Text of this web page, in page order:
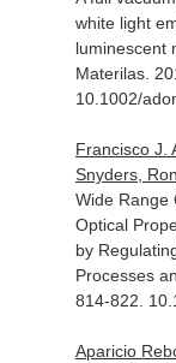
white light
luminescent
Materilas.
10.1002/
Francisco J.
Snyders,
Wide Range
Optical
by
Processes
814-822.
Aparicio